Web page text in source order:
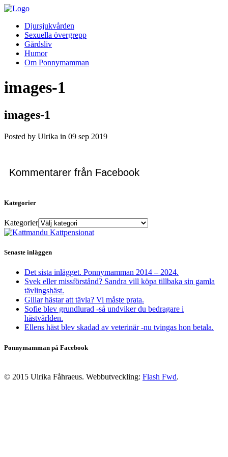
Djursjukvården
Sexuella övergrepp
Gårdsliv
Humor
Om Ponnymamman
images-1
images-1
Posted by Ulrika in 09 sep 2019
Kommentarer från Facebook
Kategorier
Kategorier
Senaste inläggen
Det sista inlägget. Ponnymamman 2014 – 2024.
Svek eller missförstånd? Sandra vill köpa tillbaka sin gamla
tävlingshäst.
Gillar hästar att tävla? Vi måste prata.
Sofie blev grundlurad -så undviker du bedragare i
hästvärlden.
Ellens häst blev skadad av veterinär -nu tvingas hon betala.
Ponnymamman på Facebook
© 2015 Ulrika Fåhraeus. Webbutveckling: Flash Fwd.